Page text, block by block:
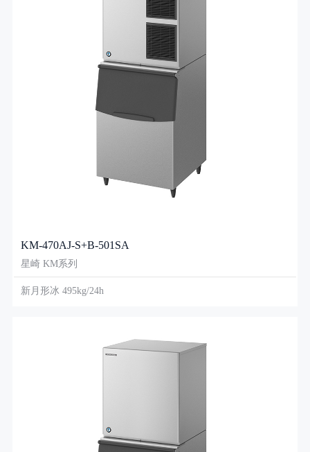
KM-470AJ-S+B-501SA
星崎 KM系列
新月形冰 495kg/24h